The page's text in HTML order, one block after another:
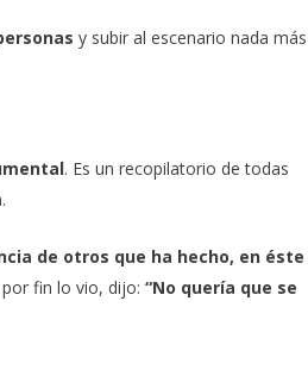
y subir al escenario nada más
. Es un recopilatorio de todas
de otros que ha hecho, en éste
fin lo vio, dijo: “No quería que se